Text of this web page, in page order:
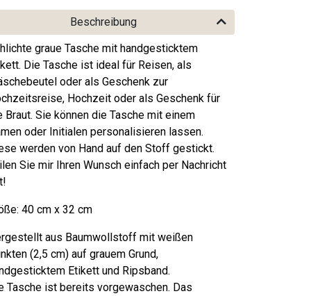
Beschreibung
graue Tasche mit handgesticktem
Die Tasche ist ideal für Reisen, als
oder als Geschenk zur
Hochzeit oder als Geschenk für
Braut. Sie können die Tasche mit einem
oder Initialen personalisieren lassen.
werden von Hand auf den Stoff gestickt.
Sie mir Ihren Wunsch einfach per Nachricht
40 cm x 32 cm
aus Baumwollstoff mit weißen
(2,5 cm) auf grauem Grund,
Etikett und Ripsband.
Tasche ist bereits vorgewaschen. Das